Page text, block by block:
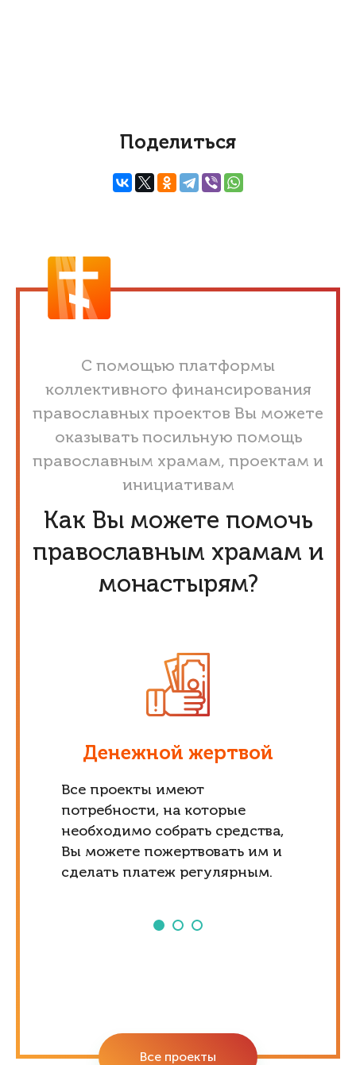
Поделиться
С помощью платформы
коллективного финансирования
православных проектов Вы можете
оказывать посильную помощь
православным храмам, проектам и
инициативам
Как Вы можете помочь
православным храмам и
монастырям?
Денежной жертвой
Все проекты имеют
потребности, на которые
необходимо собрать средства,
Вы можете пожертвовать им и
сделать платеж регулярным.
Все проекты